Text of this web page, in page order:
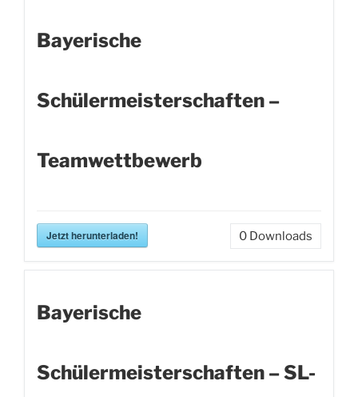
Bayerische
Schülermeisterschaften –
Teamwettbewerb
Jetzt herunterladen! 0 Downloads
Bayerische
Schülermeisterschaften – SL-